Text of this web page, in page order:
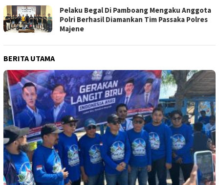
Pelaku Begal Di Pamboang Mengaku Anggota
Polri Berhasil Diamankan Tim Passaka Polres
Majene
BERITA UTAMA